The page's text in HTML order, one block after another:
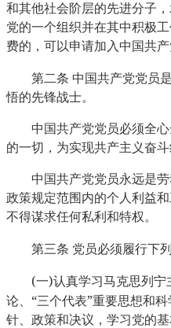
和其他社会阶层的先进分子
党的一个组织并在其中积极
费的，可以申请加入中国共产
第二条 中国共产党党员
悟的先锋战士。
中国共产党党员必须全心
的一切，为实现共产主义奋斗
中国共产党党员永远是劳
政策规定范围内的个人利益
不得谋求任何私利和特权。
第三条 党员必须履行下
(一)认真学习马克思列宁
论、 “三个代表”重要思想和
针、政策和决议，学习党的